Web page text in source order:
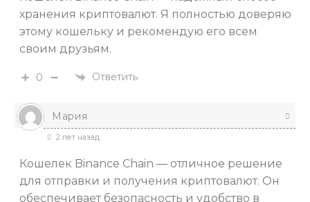
хранения криптовалют. Я полностью доверяю
этому кошельку и рекомендую его всем
своим друзьям.
0 Ответить
Мария
2 лет назад
Кошелек Binance Chain — отличное решение
для отправки и получения криптовалют. Он
обеспечивает безопасность и удобство в